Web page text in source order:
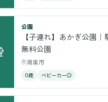
公園
【子連れ】あかぎ公園
無料公園
鴻巣市
0歳 ベビーカー◎